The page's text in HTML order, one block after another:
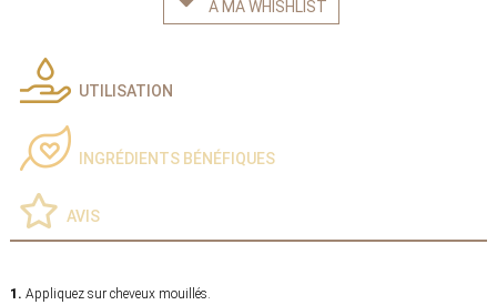
À MA WHISHLIST
UTILISATION
INGRÉDIENTS BÉNÉFIQUES
AVIS
1. Appliquez sur cheveux mouillés.